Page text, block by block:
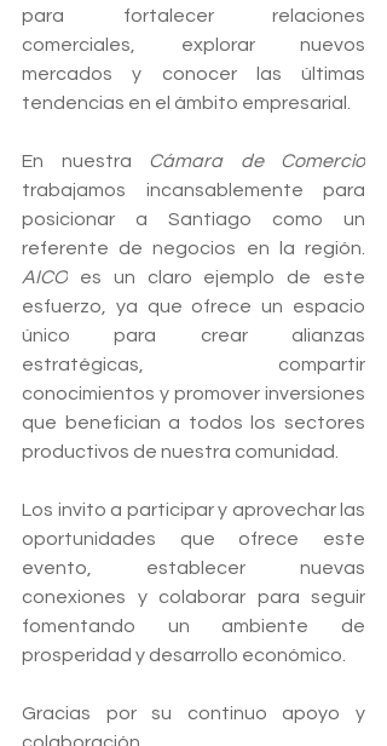
para fortalecer relaciones
comerciales, explorar nuevos
mercados y conocer las últimas
tendencias en el ámbito empresarial.
En nuestra Cámara de Comercio
trabajamos incansablemente para
posicionar a Santiago como un
AICO es un claro ejemplo de este
esfuerzo, ya que ofrece un espacio
único para crear alianzas
estratégicas, compartir
conocimientos y promover inversiones
que benefician a todos los sectores
productivos de nuestra comunidad.
Los invito a participar y aprovechar las
oportunidades que ofrece este
evento, establecer nuevas
conexiones y colaborar para seguir
fomentando un ambiente de
prosperidad y desarrollo económico.
Gracias por su continuo apoyo y